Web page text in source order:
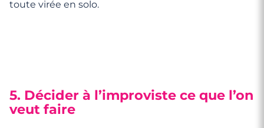
toute virée en solo.
5. Décider à l’improviste ce que l’on
veut faire